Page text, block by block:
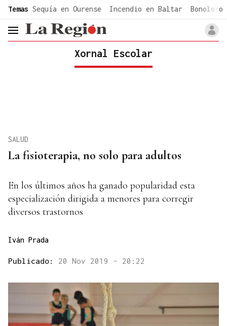
common.go-to-content
Temas Sequía en Ourense Incendio en Baltar Bonoloto
header.menu.open
Xornal Escolar
La fisioterapia, no solo para adultos
SALUD
En los últimos años ha ganado popularidad esta
especialización dirigida a menores para corregir
diversos trastornos
Iván Prada
Publicado: 20 Nov 2019 - 20:22